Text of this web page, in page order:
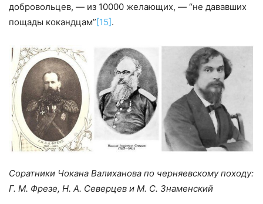
добровольцев, — из 10000 желающих, — “не дававших
пощады кокандцам”[15].
Соратники Чокана Валиханова по черняевскому походу:
Г. М. Фрезе, Н. А. Северцев и М. С. Знаменский